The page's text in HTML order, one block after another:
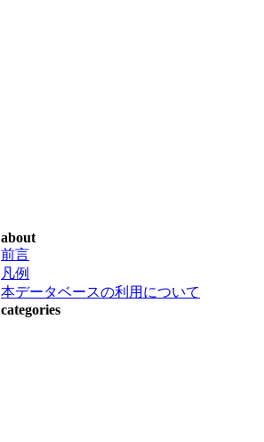
about
前言
凡例
本データベースの利用について
categories